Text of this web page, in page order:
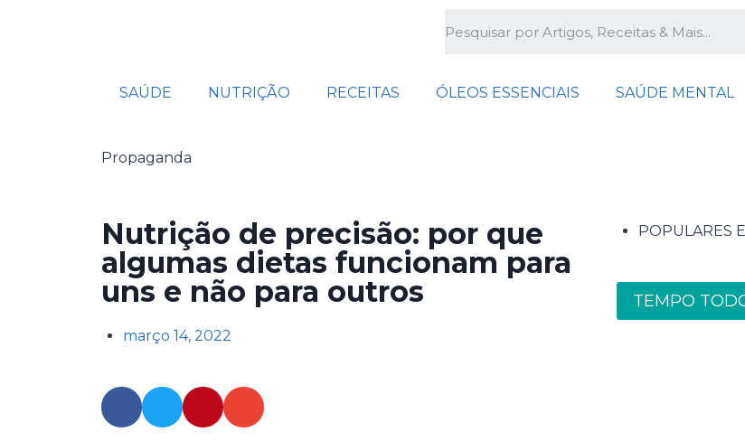
SAÚDE NUTRIÇÃO RECEITAS ÓLEOS ESSENCIAIS SAÚDE MENTAL
Propaganda
Nutrição de precisão: por que
algumas dietas funcionam para
uns e não para outros
março 14, 2022
POPULARES
TEMPO